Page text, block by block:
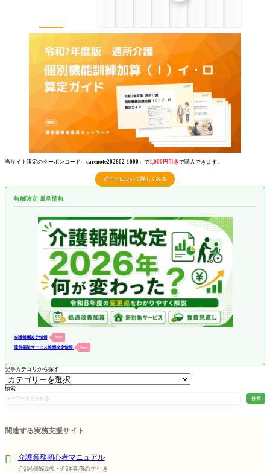
当サイト限定のクーポンコード「 carenote202602-1000 」で1,000円引きで購入できます。
ガイドについて詳しくみる
報酬改定 最新情報
介護報酬改定情報 New!
障害福祉サービス報酬改定情報 New!
記事カテゴリから探す
検索
検索
関連する実務支援サイト
介護業務初心者マニュアル
介護保険請求・介護業務の手引き